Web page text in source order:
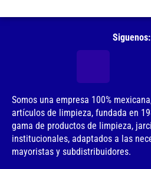
Siguenos:
Somos una empresa 100%
artículos de limpieza, fundada en
gama de productos de limpieza,
institucionales, adaptados a las
mayoristas y subdistribuidores.